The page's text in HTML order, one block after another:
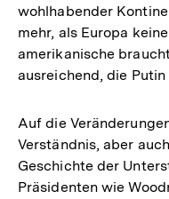
wohlhabender
mehr, als Europa
amerikanische
ausreichend, die
Auf die
Verständnis, aber
Geschichte der
Präsidenten wie